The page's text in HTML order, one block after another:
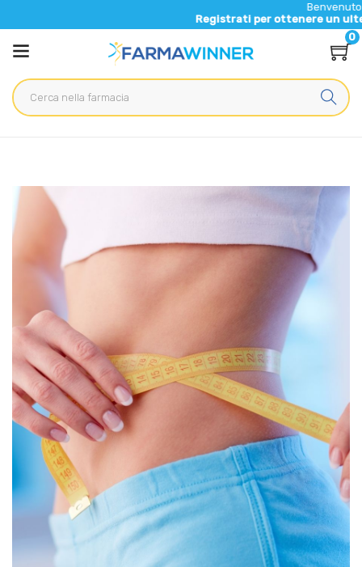
Benvenuto nel
Registrati per ottenere un ulteriore
0